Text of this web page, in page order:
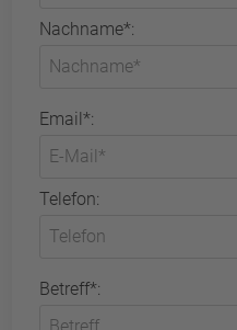
Nachname*:
Email*:
Telefon:
Betreff*: